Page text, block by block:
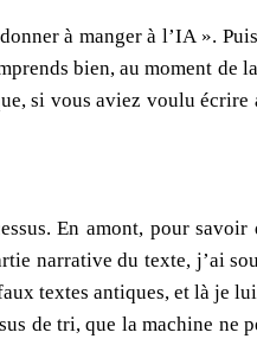
à manger à l’IA ».
bien, au moment de
si vous aviez voulu
En amont, pour
narrative du texte, j’ai
textes antiques, et là je
de tri, que la machine ne